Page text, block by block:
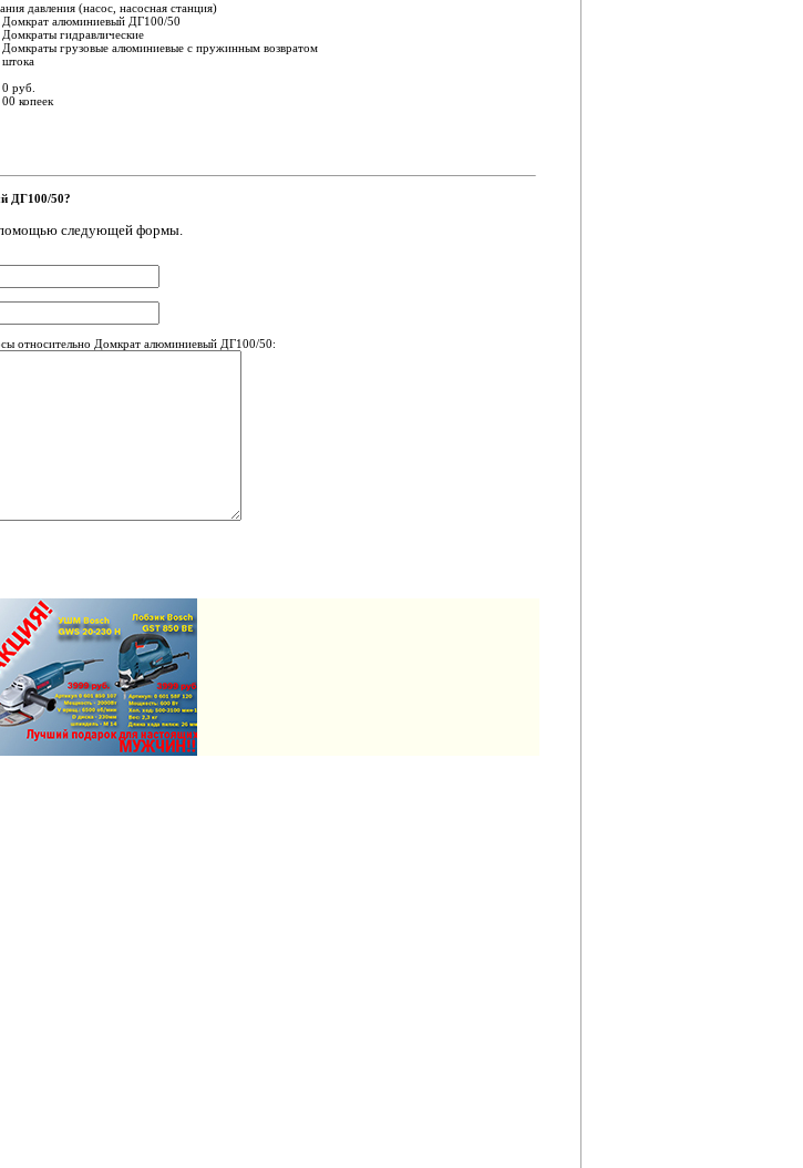
давления (насос, насосная станция)
Домкрат алюминиевый ДГ100/50
Домкраты гидравлические
Домкраты грузовые алюминиевые с пружинным возвратом
штока
0 руб.
00 копеек
ДГ100/50?
следующей формы.
относительно Домкрат алюминиевый ДГ100/50: